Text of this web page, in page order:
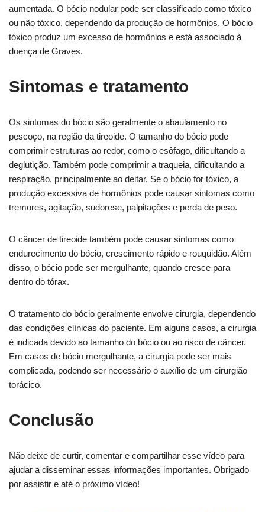
aumentada. O bócio nodular pode ser classificado como tóxico
ou não tóxico, dependendo da produção de hormônios. O bócio
tóxico produz um excesso de hormônios e está associado à
doença de Graves.
Sintomas e tratamento
Os sintomas do bócio são geralmente o abaulamento no
pescoço, na região da tireoide. O tamanho do bócio pode
comprimir estruturas ao redor, como o esôfago, dificultando a
deglutição. Também pode comprimir a traqueia, dificultando a
respiração, principalmente ao deitar. Se o bócio for tóxico, a
produção excessiva de hormônios pode causar sintomas como
tremores, agitação, sudorese, palpitações e perda de peso.
O câncer de tireoide também pode causar sintomas como
endurecimento do bócio, crescimento rápido e rouquidão. Além
disso, o bócio pode ser mergulhante, quando cresce para
dentro do tórax.
O tratamento do bócio geralmente envolve cirurgia, dependendo
das condições clínicas do paciente. Em alguns casos, a cirurgia
é indicada devido ao tamanho do bócio ou ao risco de câncer.
Em casos de bócio mergulhante, a cirurgia pode ser mais
complicada, podendo ser necessário o auxílio de um cirurgião
torácico.
Conclusão
Não deixe de curtir, comentar e compartilhar esse vídeo para
ajudar a disseminar essas informações importantes. Obrigado
por assistir e até o próximo vídeo!